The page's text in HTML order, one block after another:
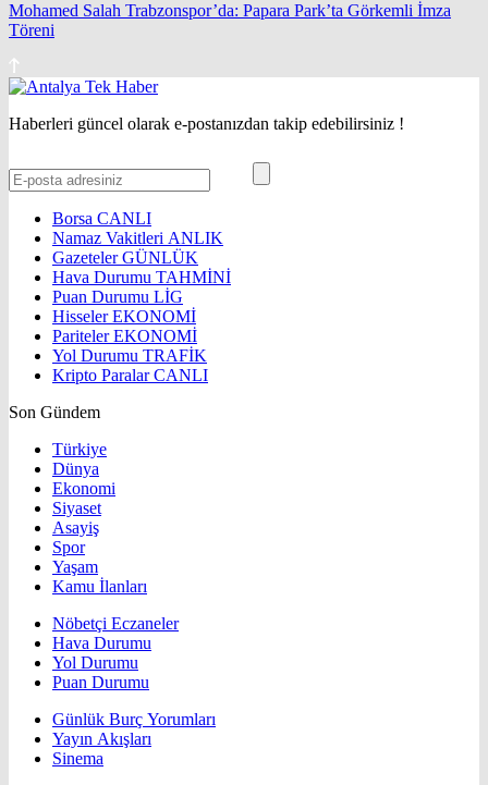
Mohamed Salah Trabzonspor’da: Papara Park’ta Görkemli İmza
Töreni
Haberleri güncel olarak e-postanızdan takip edebilirsiniz !
Borsa CANLI
Namaz Vakitleri ANLIK
GazetelerGÜNLÜK
Hava Durumu TAHMİNİ
Puan Durumu LİG
HisselerEKONOMİ
ParitelerEKONOMİ
Yol Durumu TRAFİK
Kripto ParalarCANLI
Son Gündem
Türkiye
Dünya
Ekonomi
Siyaset
Asayiş
Spor
Yaşam
Kamu İlanları
Nöbetçi Eczaneler
Hava Durumu
Yol Durumu
Puan Durumu
Günlük Burç Yorumları
Yayın Akışları
Sinema